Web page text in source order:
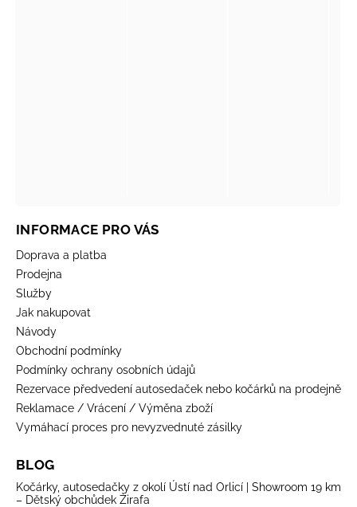
INFORMACE PRO VÁS
Doprava a platba
Prodejna
Služby
Jak nakupovat
Návody
Obchodní podmínky
Podmínky ochrany osobních údajů
Rezervace předvedení autosedaček nebo kočárků na prodejně
Reklamace / Vrácení / Výměna zboží
Vymáhací proces pro nevyzvednuté zásilky
BLOG
Kočárky, autosedačky z okolí Ústí nad Orlicí | Showroom 19 km
– Dětský obchůdek Žirafa